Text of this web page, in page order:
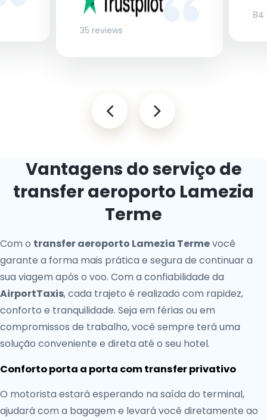
35 reviews
84
Vantagens do serviço de
transfer aeroporto Lamezia
Terme
Com o transfer aeroporto Lamezia Termevocê
garante a forma mais prática e segura de continuar a
sua viagem após o voo. Com a confiabilidade da
AirportTaxis, cada trajeto é realizado com rapidez,
conforto e tranquilidade. Seja em férias ou em
compromissos de trabalho, você sempre terá uma
solução conveniente e direta até o seu hotel.
Conforto porta a porta com transfer privativo
O motorista estará esperando na saída do terminal,
ajudará com a bagagem e levará você diretamente ao